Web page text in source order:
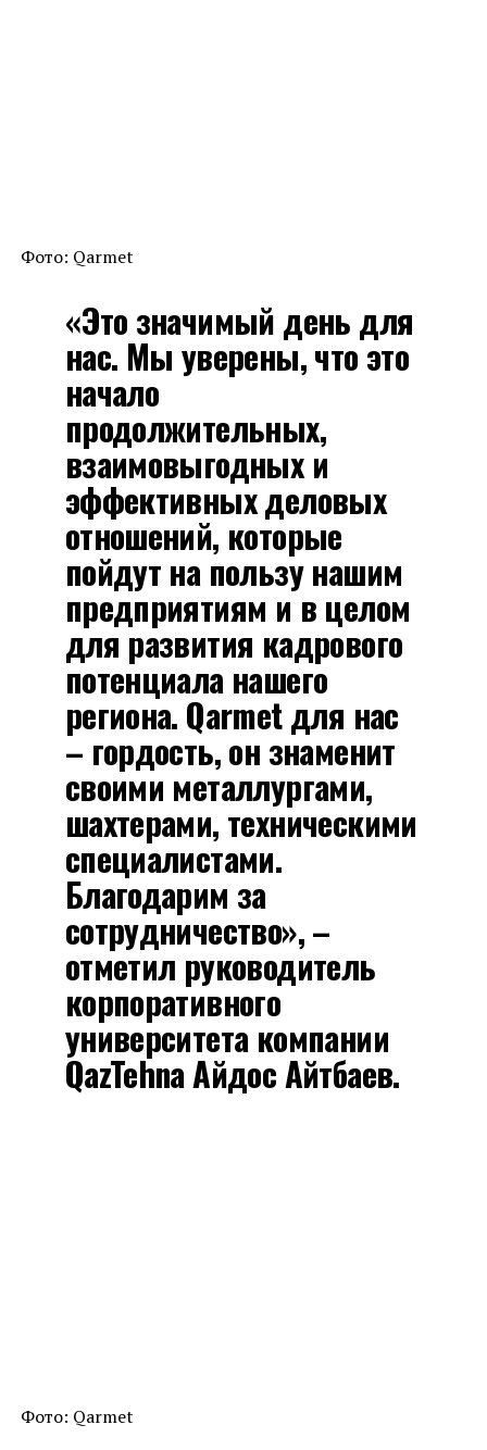
Фото: Qarmet
«Это значимый день для
нас. Мы уверены, что это
начало
продолжительных,
взаимовыгодных и
эффективных деловых
отношений, которые
пойдут на пользу нашим
предприятиям и в целом
для развития кадрового
потенциала нашего
региона. Qarmet для нас
– гордость, он знаменит
своими металлургами,
шахтерами, техническими
специалистами.
Благодарим за
сотрудничество», –
отметил руководитель
корпоративного
университета компании
QazTehna Айдос Айтбаев.
Фото: Qarmet